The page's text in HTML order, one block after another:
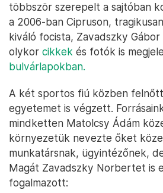
többször szerepelt a sajtóban
a 2006-ban Cipruson,
kiváló focista, Zavadszky
olykor cikkek és fotók is
bulvárlapokban.
A két sportos fiú közben
egyetemet is végzett.
mindketten Matolcsy Ádám
környezetük nevezte őket
munkatársnak, ügyintézőnek,
Magát Zavadszky Norbertet is
fogalmazott: